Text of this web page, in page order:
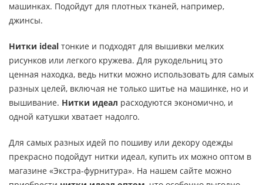
машинках. Подойдут для плотных тканей, например,
джинсы.
Нитки ideal тонкие и подходят для вышивки мелких
рисунков или легкого кружева. Для рукодельниц это
ценная находка, ведь нитки можно использовать для самых
разных целей, включая не только шитье на машинке, но и
вышивание. Нитки идеал расходуются экономично, и
одной катушки хватает надолго.
Для самых разных идей по пошиву или декору одежды
прекрасно подойдут нитки идеал, купить их можно оптом в
магазине «Экстра-фурнитура». На нашем сайте можно